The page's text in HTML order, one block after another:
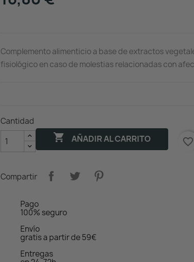
Complemento alimenticio a base de extractos
fisiológico en caso de molestias relacionadas con
Cantidad
 AÑADIR AL CARRITO favorite_border
Compartir
Pago
100% seguro
Envío
gratis a partir de 59€
Entregas